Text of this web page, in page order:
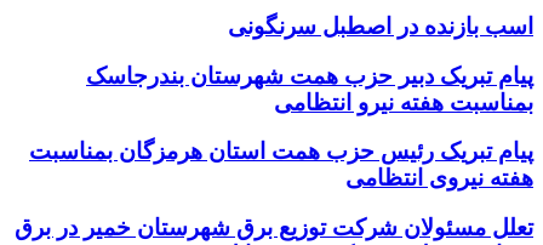
اسب بازنده در اصطبل سرنگونی
پیام تبریک دبیر حزب همت شهرستان بندرجاسک
بمناسبت هفته نیرو انتظامی
پیام تبریک رئیس حزب همت استان هرمزگان بمناسبت
هفته نیروی انتظامی
تعلل مسئولان شرکت توزیع برق شهرستان خمیر در برق